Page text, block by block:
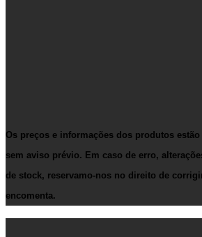
Os preços e informações dos produtos
sem aviso prévio. Em caso de erro,
de stock, reservamo-nos no direito de
encomenta.